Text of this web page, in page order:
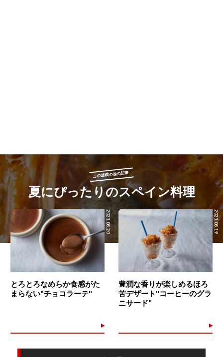
この連載の他の記事
夏にぴったりのスペイン料理
2021.08.20
とろとろなめらか食感がた
まらない"チョコラーテ"
2021.08.19
豊潤な香りが楽しめるほろ
苦デザート"コーヒーのグラ
ニサード"